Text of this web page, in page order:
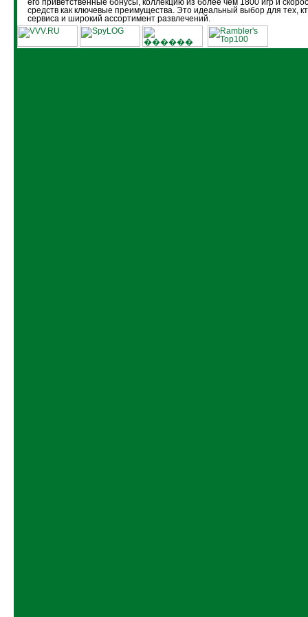
его приветственные бонусы, коллекцию из более чем 1800 игр и
средств как ключевые преимущества. Это идеальный выбор для тех,
сервиса и широкий ассортимент развлечений.